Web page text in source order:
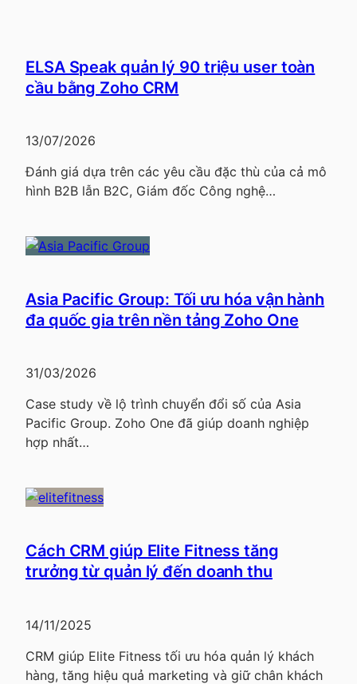
ELSA Speak quản lý 90 triệu user toàn
cầu bằng Zoho CRM
13/07/2026
Đánh giá dựa trên các yêu cầu đặc thù của cả mô
hình B2B lẫn B2C, Giám đốc Công nghệ…
Asia Pacific Group: Tối ưu hóa vận hành
đa quốc gia trên nền tảng Zoho One
31/03/2026
Case study về lộ trình chuyển đổi số của Asia
Pacific Group. Zoho One đã giúp doanh nghiệp
hợp nhất…
Cách CRM giúp Elite Fitness tăng
trưởng từ quản lý đến doanh thu
14/11/2025
CRM giúp Elite Fitness tối ưu hóa quản lý khách
hàng, tăng hiệu quả marketing và giữ chân khách